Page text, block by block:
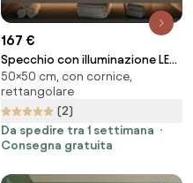
167 €
Specchio con illuminazione LED
M1
50×50 cm, con cornice,
rettangolare
(2)
Da spedire tra 1 settimana
Consegna gratuita